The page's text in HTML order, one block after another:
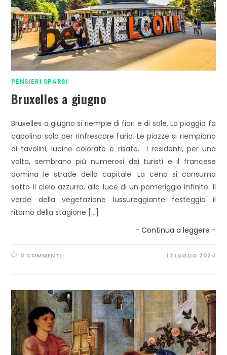
PENSIERI SPARSI
Bruxelles a giugno
Bruxelles a giugno si riempie di fiori e di sole. La pioggia fa
capolino solo per rinfrescare l'aria. Le piazze si riempiono
di tavolini, lucine colorate e risate. I residenti, per una
volta, sembrano più numerosi dei turisti e il francese
domina le strade della capitale. La cena si consuma
sotto il cielo azzurro, alla luce di un pomeriggio infinito. Il
verde della vegetazione lussureggiante festeggia il
ritorno della stagione […]
- Continua a leggere -
0 COMMENTI 13 LUGLIO 2024